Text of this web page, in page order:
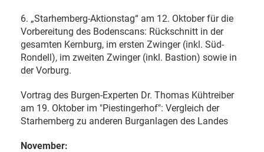
6. „Starhemberg-Aktionstag“ am 12. Oktober für die
Vorbereitung des Bodenscans: Rückschnitt in der
gesamten Kernburg, im ersten Zwinger (inkl. Süd-
Rondell), im zweiten Zwinger (inkl. Bastion) sowie in
der Vorburg.
Vortrag des Burgen-Experten Dr. Thomas Kühtreiber
am 19. Oktober im "Piestingerhof": Vergleich der
Starhemberg zu anderen Burganlagen des Landes
November: